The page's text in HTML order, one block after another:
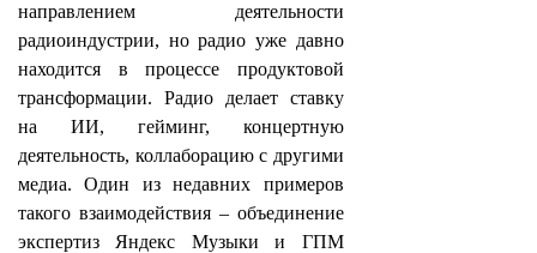
направлением деятельности
радиоиндустрии, но радио уже давно
находится в процессе продуктовой
трансформации. Радио делает ставку
на ИИ, гейминг, концертную
деятельность, коллаборацию с другими
медиа. Один из недавних примеров
такого взаимодействия – объединение
экспертиз Яндекс Музыки и ГПМ